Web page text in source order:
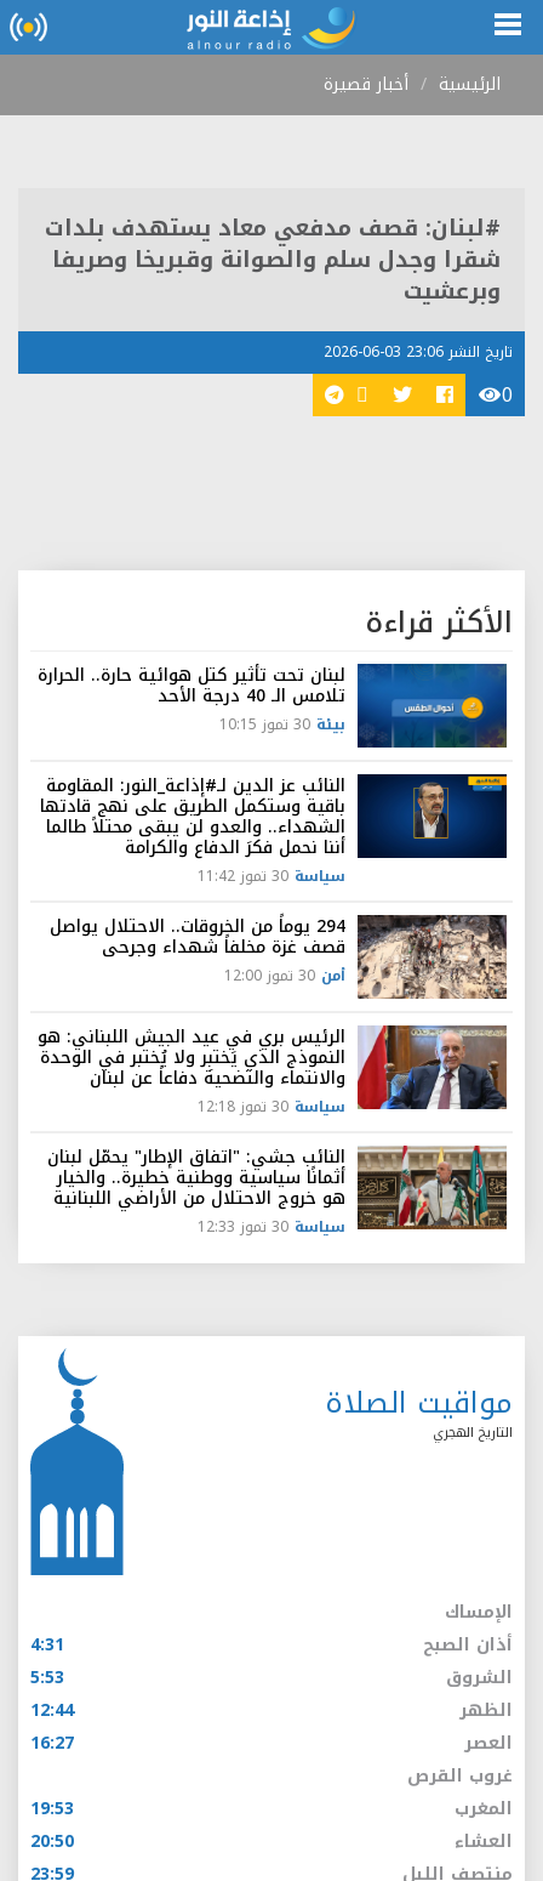
الرئيسية أخبار قصيرة
#لبنان: قصف مدفعي معاد يستهدف بلدات
شقرا وجدل سلم والصوانة وقبريخا وصريفا
وبرعشيت
تاريخ النشر 23:06 03-06-2026
0
الأكثر قراءة
لبنان تحت تأثير كتل هوائية حارة.. الحرارة
تلامس الـ 40 درجة الأحد
بيئة 30 تموز 10:15
النائب عز الدين لـ#إذاعة_النور: المقاومة
باقية وستكمل الطريق على نهج قادتها
الشهداء.. والعدو لن يبقى محتلاً طالما
أننا نحمل فكرَ الدفاع والكرامة
سياسة 30 تموز 11:42
294 يوماً من الخروقات.. الاحتلال يواصل
قصف غزة مخلفاً شهداء وجرحى
أمن 30 تموز 12:00
الرئيس بري في عيد الجيش اللبناني: هو
النموذج الذي يَختبِر ولا يُختبر في الوحدة
والانتماء والتضحية دفاعاً عن لبنان
سياسة 30 تموز 12:18
النائب جشي: "اتفاق الإطار" يحمّل لبنان
أثمانًا سياسية ووطنية خطيرة.. والخيار
هو خروج الاحتلال من الأراضي اللبنانية
سياسة 30 تموز 12:33
مواقيت الصلاة
التاريخ الهجري
الإمساك
أذان الصبح
4:31
الشروق
5:53
الظهر
12:44
العصر
16:27
غروب القرص
المغرب
19:53
العشاء
20:50